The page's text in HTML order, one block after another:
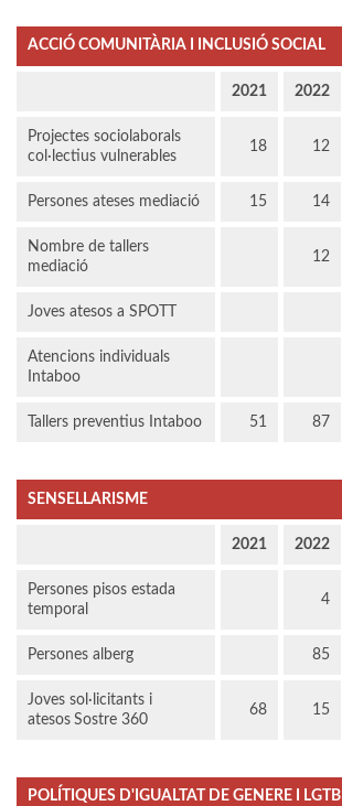
ACCIÓ COMUNITÀRIA I INCLUSIÓ SOCIAL
2021 2022
Projectes sociolaborals
col·lectius vulnerables
18 12
Persones ateses mediació 15 14
Nombre de tallers
mediació
12
Joves atesos a SPOTT
Atencions individuals
Intaboo
Tallers preventius Intaboo 51 87
SENSELLARISME
2021 2022
Persones pisos estada
temporal
4
Persones alberg 85
Joves sol·licitants i
atesos Sostre 360
68 15
POLÍTIQUES D'IGUALTAT DE GENERE I LGTBI